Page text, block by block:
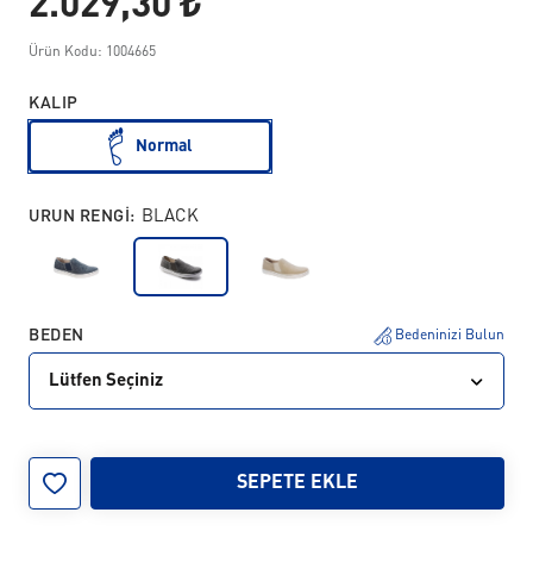
Ürün Kodu: 1004665
KALIP
Normal
URUN RENGI: BLACK
BEDEN Bedeninizi Bulun
Lütfen Seçiniz
SEPETE EKLE